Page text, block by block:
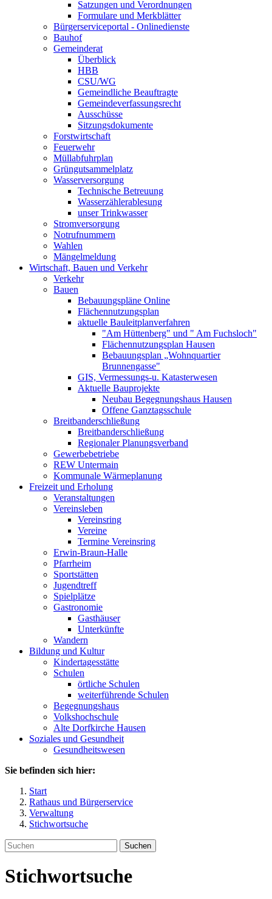
Satzungen und Verordnungen
Formulare und Merkblätter
Bürgerserviceportal - Onlinedienste
Bauhof
Gemeinderat
Überblick
HBB
CSU/WG
Gemeindliche Beauftragte
Gemeindeverfassungsrecht
Ausschüsse
Sitzungsdokumente
Forstwirtschaft
Feuerwehr
Müllabfuhrplan
Grüngutsammelplatz
Wasserversorgung
Technische Betreuung
Wasserzählerablesung
unser Trinkwasser
Stromversorgung
Notrufnummern
Wahlen
Mängelmeldung
Wirtschaft, Bauen und Verkehr
Verkehr
Bauen
Bebauungspläne Online
Flächennutzungsplan
aktuelle Bauleitplanverfahren
"Am Hüttenberg" und " Am Fuchsloch"
Flächennutzungsplan Hausen
Bebauungsplan „Wohnquartier
Brunnengasse"
GIS, Vermessungs-u. Katasterwesen
Aktuelle Bauprojekte
Neubau Begegnungshaus Hausen
Offene Ganztagsschule
Breitbanderschließung
Breitbanderschließung
Regionaler Planungsverband
Gewerbebetriebe
REW Untermain
Kommunale Wärmeplanung
Freizeit und Erholung
Veranstaltungen
Vereinsleben
Vereinsring
Vereine
Termine Vereinsring
Erwin-Braun-Halle
Pfarrheim
Sportstätten
Jugendtreff
Spielplätze
Gastronomie
Gasthäuser
Unterkünfte
Wandern
Bildung und Kultur
Kindertagesstätte
Schulen
örtliche Schulen
weiterführende Schulen
Begegnungshaus
Volkshochschule
Alte Dorfkirche Hausen
Soziales und Gesundheit
Gesundheitswesen
Sie befinden sich hier:
Start
Rathaus und Bürgerservice
Verwaltung
Stichwortsuche
Suchen
Stichwortsuche